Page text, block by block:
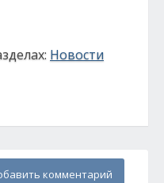
Новости
комментарий